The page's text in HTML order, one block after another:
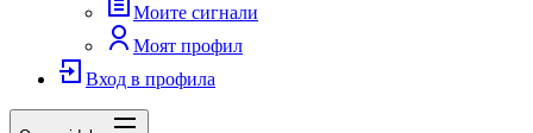
Моите сигнали
Моят профил
Вход в профила